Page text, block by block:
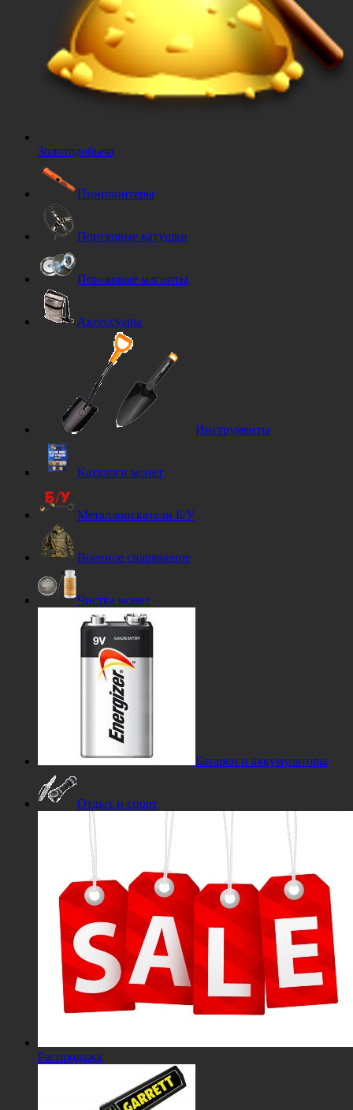
Золотодобыча
Пинпоинтеры
Поисковые катушки
Поисковые магниты
Аксессуары
Инструменты
Каталоги монет
Металлоискатели Б/У
Военное снаряжение
Чистка монет
Батареи и аккумуляторы
Отдых и спорт
Распродажа